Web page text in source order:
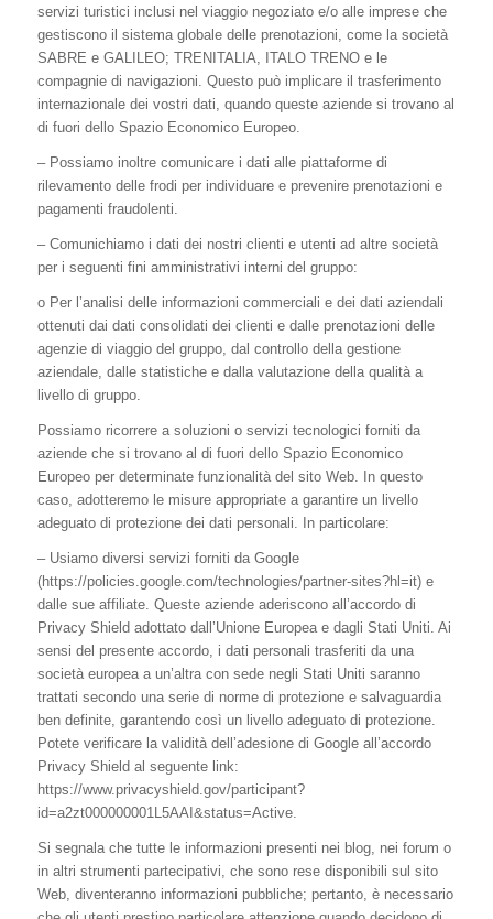
servizi turistici inclusi nel viaggio negoziato e/o alle imprese che
gestiscono il sistema globale delle prenotazioni, come la società
SABRE e GALILEO; TRENITALIA, ITALO TRENO e le
compagnie di navigazioni. Questo può implicare il trasferimento
internazionale dei vostri dati, quando queste aziende si trovano al
di fuori dello Spazio Economico Europeo.
– Possiamo inoltre comunicare i dati alle piattaforme di
rilevamento delle frodi per individuare e prevenire prenotazioni e
pagamenti fraudolenti.
– Comunichiamo i dati dei nostri clienti e utenti ad altre società
per i seguenti fini amministrativi interni del gruppo:
o Per l’analisi delle informazioni commerciali e dei dati aziendali
ottenuti dai dati consolidati dei clienti e dalle prenotazioni delle
agenzie di viaggio del gruppo, dal controllo della gestione
aziendale, dalle statistiche e dalla valutazione della qualità a
livello di gruppo.
Possiamo ricorrere a soluzioni o servizi tecnologici forniti da
aziende che si trovano al di fuori dello Spazio Economico
Europeo per determinate funzionalità del sito Web. In questo
caso, adotteremo le misure appropriate a garantire un livello
adeguato di protezione dei dati personali. In particolare:
– Usiamo diversi servizi forniti da Google
(https://policies.google.com/technologies/partner-sites?hl=it) e
dalle sue affiliate. Queste aziende aderiscono all’accordo di
Privacy Shield adottato dall’Unione Europea e dagli Stati Uniti. Ai
sensi del presente accordo, i dati personali trasferiti da una
società europea a un’altra con sede negli Stati Uniti saranno
trattati secondo una serie di norme di protezione e salvaguardia
ben definite, garantendo così un livello adeguato di protezione.
Potete verificare la validità dell’adesione di Google all’accordo
Privacy Shield al seguente link:
https://www.privacyshield.gov/participant?
id=a2zt000000001L5AAI&status=Active.
Si segnala che tutte le informazioni presenti nei blog, nei forum o
in altri strumenti partecipativi, che sono rese disponibili sul sito
Web, diventeranno informazioni pubbliche; pertanto, è necessario